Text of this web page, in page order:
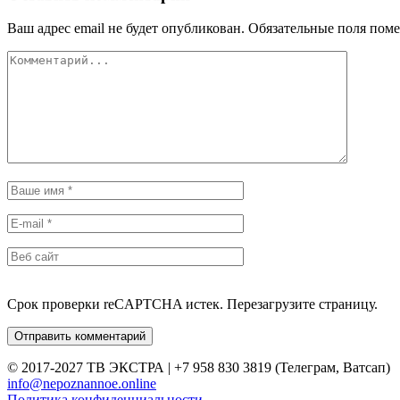
Ваш адрес email не будет опубликован. Обязательные поля
Срок проверки reCAPTCHA истек. Перезагрузите страницу.
© 2017-2027 ТВ ЭКСТРА | +7 958 830 3819 (Телеграм, Ватсап)
info@nepoznannoe.online